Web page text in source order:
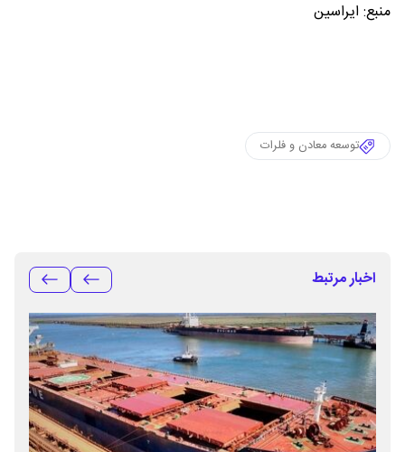
منبع: ایراسین
توسعه معادن و فلرات
اخبار مرتبط